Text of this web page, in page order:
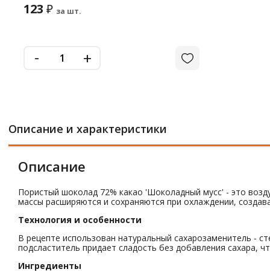
123 ₽ за шт.
- +
Описание и характеристики
Описание
Пористый шоколад 72% какао 'Шоколадный мусс' - это
массы расширяются и сохраняются при охлаждении,
Технология и особенности
В рецепте использован натуральный сахарозаменитель -
подсластитель придает сладость без добавления сахара,
Ингредиенты